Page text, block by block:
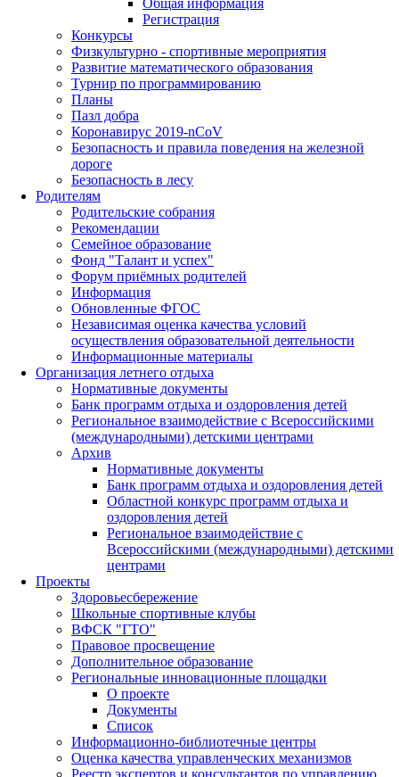
Регистрация
Конкурсы
Физкультурно - спортивные мероприятия
Развитие математического образования
Турнир по программированию
Планы
Пазл добра
Коронавирус 2019-nCoV
Безопасность и правила поведения на железной
дороге
Безопасность в лесу
Родителям
Родительские собрания
Рекомендации
Семейное образование
Фонд "Талант и успех"
Форум приёмных родителей
Информация
Обновленные ФГОС
Независимая оценка качества условий
осуществления образовательной деятельности
Информационные материалы
Организация летнего отдыха
Нормативные документы
Банк программ отдыха и оздоровления детей
Региональное взаимодействие с Всероссийскими
(международными) детскими центрами
Архив
Нормативные документы
Банк программ отдыха и оздоровления детей
Областной конкурс программ отдыха и
оздоровления детей
Региональное взаимодействие с
Всероссийскими (международными) детскими
центрами
Проекты
Здоровьесбережение
Школьные спортивные клубы
ВФСК "ГТО"
Правовое просвещение
Дополнительное образование
Региональные инновационные площадки
О проекте
Документы
Список
Информационно-библиотечные центры
Оценка качества управленческих механизмов
Реестр экспертов и консультантов по управлению